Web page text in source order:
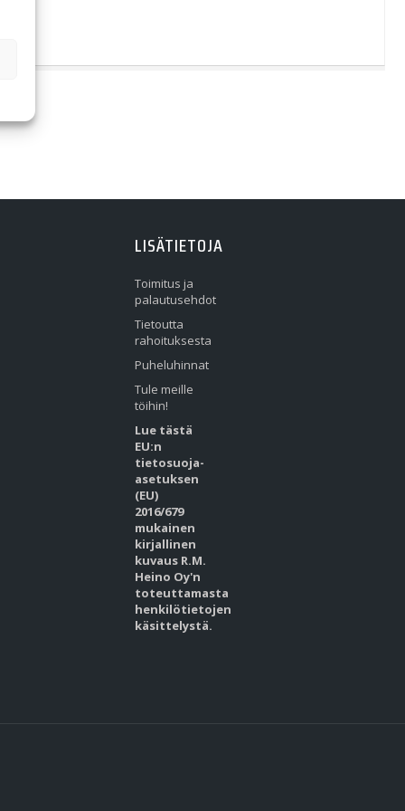
LISÄTIETOJA
Toimitus ja
palautusehdot
Tietoutta
rahoituksesta
Puheluhinnat
Tule meille
töihin!
Lue tästä
EU:n
tietosuoja-
asetuksen
(EU)
2016/679
mukainen
kirjallinen
kuvaus R.M.
Heino Oy'n
toteuttamasta
henkilötietojen
käsittelystä.